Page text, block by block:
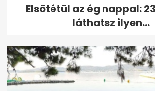
Elsötétül az ég nappal:
láthatsz ilyen...